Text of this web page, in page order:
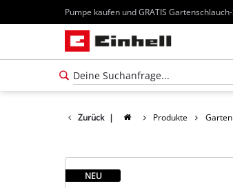
Pumpe kaufen und GRATIS
Zurück | Produkte Garten
NEU